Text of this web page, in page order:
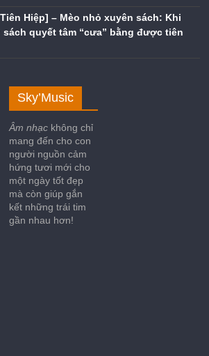
Âm nhạckhông chỉ
người nguồn cảm
hứng tươi mới cho
một ngày tốt đẹp
mà còn giúp gắn
kết những trái tim
gần nhau hơn!